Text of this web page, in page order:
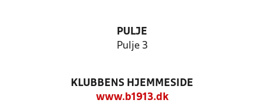
PULJE
Pulje 3
KLUBBENS HJEMMESIDE
www.b1913.dk